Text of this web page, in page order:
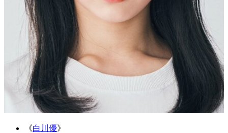
《白川優》